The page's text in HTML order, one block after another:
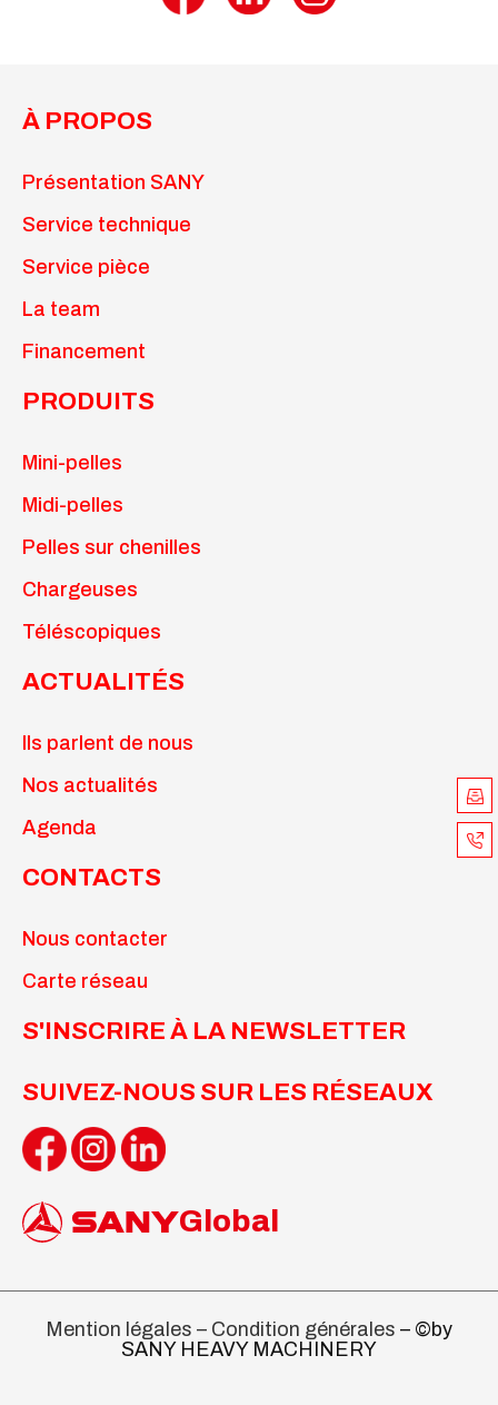
À PROPOS
Présentation SANY
Service technique
Service pièce
La team
Financement
PRODUITS
Mini-pelles
Midi-pelles
Pelles sur chenilles
Chargeuses
Téléscopiques
ACTUALITÉS
Ils parlent de nous
Nos actualités
Agenda
CONTACTS
Nous contacter
Carte réseau
S'INSCRIRE À LA NEWSLETTER
SUIVEZ-NOUS SUR LES RÉSEAUX
Global
Mention légales – Condition générales – ©by
SANY HEAVY MACHINERY